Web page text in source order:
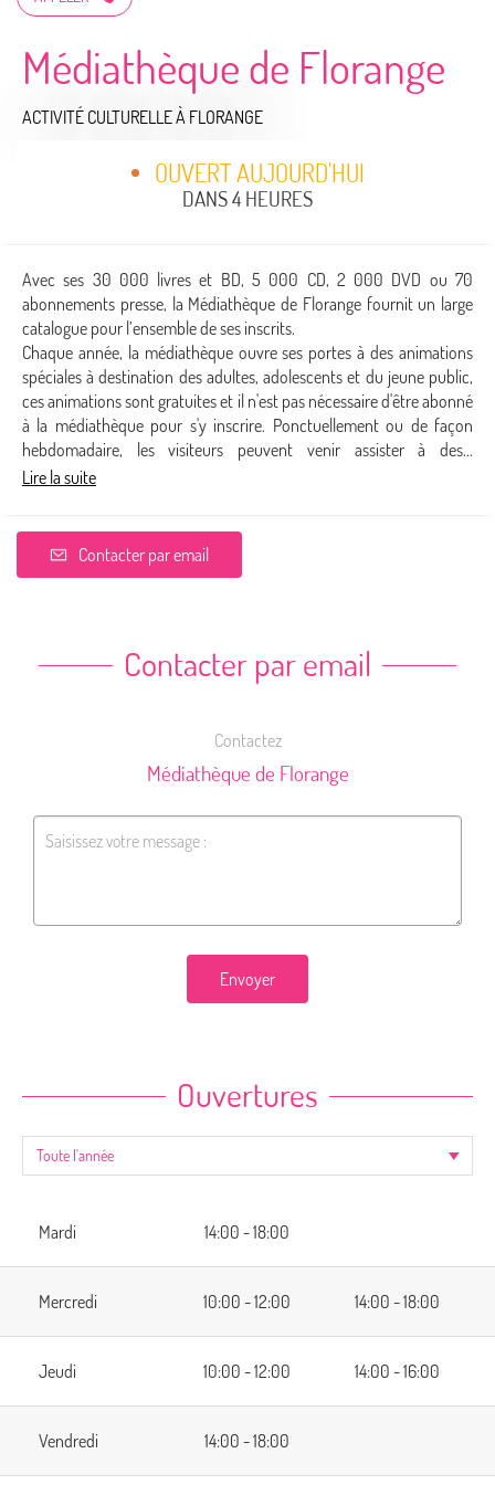
Médiathèque de Florange
ACTIVITÉ CULTURELLEÀ FLORANGE
OUVERT AUJOURD'HUI
DANS 4 HEURES
Avec ses 30 000 livres et BD, 5 000 CD, 2 000 DVD ou 70
abonnements presse, la Médiathèque de Florange fournit un large
catalogue pour l’ensemble de ses inscrits.
Chaque année, la médiathèque ouvre ses portes à des animations
spéciales à destination des adultes, adolescents et du jeune public,
ces animations sont gratuites et il n'est pas nécessaire d'être abonné
à la médiathèque pour s'y inscrire. Ponctuellement ou de façon
hebdomadaire, les visiteurs peuvent venir assister à des...
Lire la suite
Contacter par email
Contacter par email
Contactez
Médiathèque de Florange
Envoyer
Ouvertures
Mardi 14:00 - 18:00
Mercredi 10:00 - 12:00 14:00 - 18:00
Jeudi 10:00 - 12:00 14:00 - 16:00
Vendredi 14:00 - 18:00